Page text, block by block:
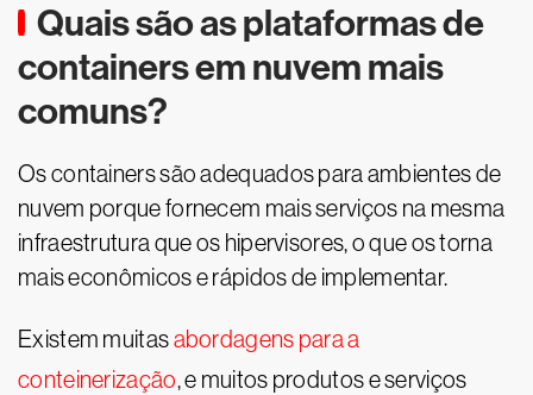
Quais são as plataformas de
containers em nuvem mais
comuns?
Os containers são adequados para ambientes de
nuvem porque fornecem mais serviços na mesma
infraestrutura que os hipervisores, o que os torna
mais econômicos e rápidos de implementar.
Existem muitasabordagens para a
conteinerização, e muitos produtos e serviços